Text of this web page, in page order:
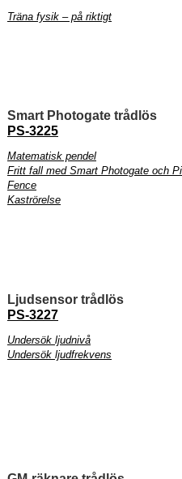
Träna fysik – på riktigt
Smart Photogate trådlös
PS-3225
Matematisk pendel
Fritt fall med Smart Photogate och
Fence
Kaströrelse
Ljudsensor trådlös
PS-3227
Undersök ljudnivå
Undersök ljudfrekvens